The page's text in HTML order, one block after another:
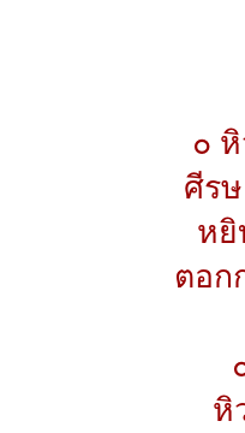
๐
ศีร
หยิ
ตอก
หิ